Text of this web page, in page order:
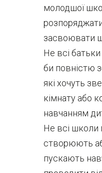
молодшої
засвоювати
Не всі
би повністю
які хочуть
кімнату або
навчанням
Не всі школи
створюють
пускають